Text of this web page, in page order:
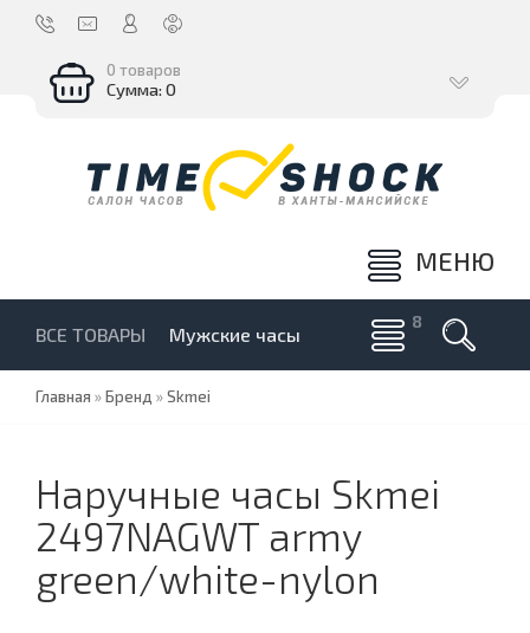
0 товаров
Сумма: 0
МЕНЮ
ВСЕ ТОВАРЫ Мужские часы
Главная »Бренд »Skmei
Наручные часы Skmei
2497NAGWT army
green/white-nylon